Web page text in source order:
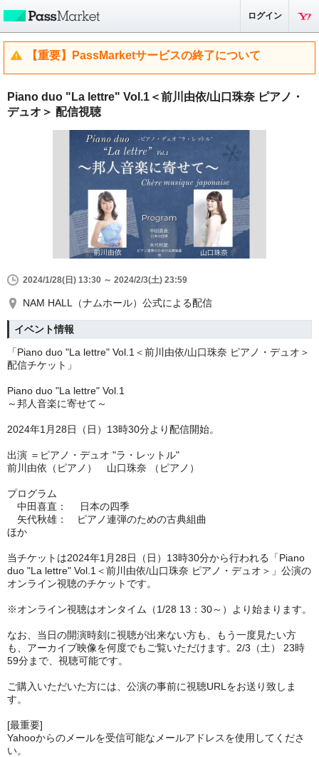
ログイン
【重要】PassMarketサービスの終了について
Piano duo "La lettre" Vol.1＜前川由依/山口珠奈 ピアノ・
デュオ＞ 配信視聴
2024/1/28(日) 13:30 ～ 2024/2/3(土) 23:59
NAM HALL（ナムホール）公式による配信
イベント情報
「Piano duo "La lettre" Vol.1＜前川由依/山口珠奈 ピアノ・デュオ＞
配信チケット」
Piano duo "La lettre" Vol.1
～邦人音楽に寄せて～
2024年1月28日（日）13時30分より配信開始。
出演 ＝ピアノ・デュオ "ラ・レットル"
前川由依（ピアノ） 山口珠奈 （ピアノ）
プログラム
中田喜直： 日本の四季
矢代秋雄： ピアノ連弾のための古典組曲
ほか
当チケットは2024年1月28日（日）13時30分から行われる「Piano
duo "La lettre" Vol.1＜前川由依/山口珠奈 ピアノ・デュオ＞ 」公演の
オンライン視聴のチケットです。
※オンライン視聴はオンタイム（1/28 13：30～）より始まります。
なお、当日の開演時刻に視聴が出来ない方も、もう一度見たい方
も、アーカイブ映像を何度でもご覧いただけます。2/3（土） 23時
59分まで、視聴可能です。
ご購入いただいた方には、公演の事前に視聴URLをお送り致しま
す。
[最重要]
Yahooからのメールを受信可能なメールアドレスを使用してくださ
い。